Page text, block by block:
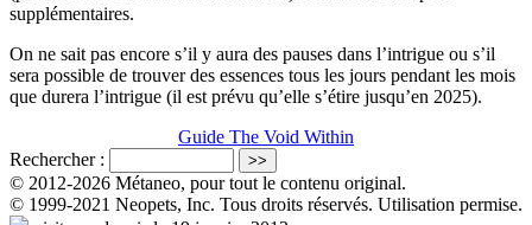
supplémentaires.
On ne sait pas encore s’il y aura des pauses dans l’intrigue ou s’il
sera possible de trouver des essences tous les jours pendant les mois
que durera l’intrigue (il est prévu qu’elle s’étire jusqu’en 2025).
Guide The Void Within
Rechercher :
© 2012-2026 Métaneo, pour tout le contenu original.
© 1999-2021 Neopets, Inc. Tous droits réservés. Utilisation permise.